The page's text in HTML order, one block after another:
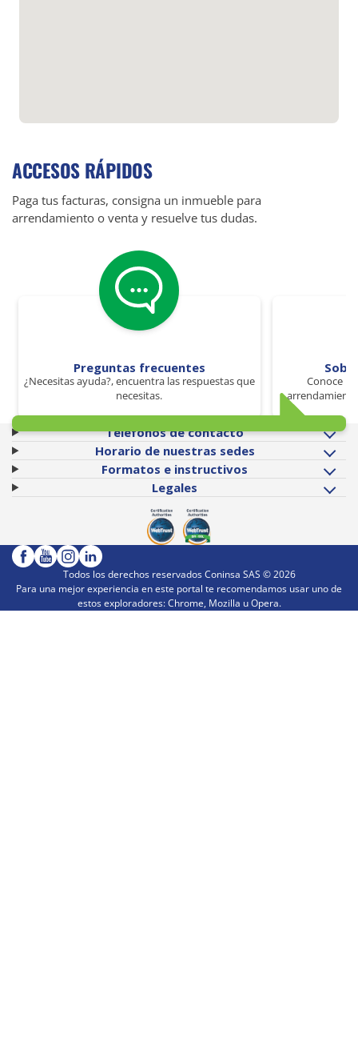
ACCESOS RÁPIDOS
Paga tus facturas, consigna un inmueble para
arrendamiento o venta y resuelve tus dudas.
Preguntas frecuentes
¿Necesitas ayuda?, encuentra las respuestas que
necesitas.
Conoce
Teléfonos de contacto
Horario de nuestras sedes
Formatos e instructivos
Legales
Todos los derechos reservados Coninsa SAS ©2026
Para una mejor experiencia en este portal te recomendamos usar uno de
estos exploradores: Chrome, Mozilla u Opera.